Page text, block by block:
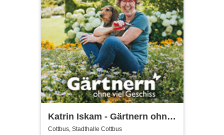
Katrin Iskam - Gärtnern ohne
viel Geschiss
Cottbus, Stadthalle Cottbus